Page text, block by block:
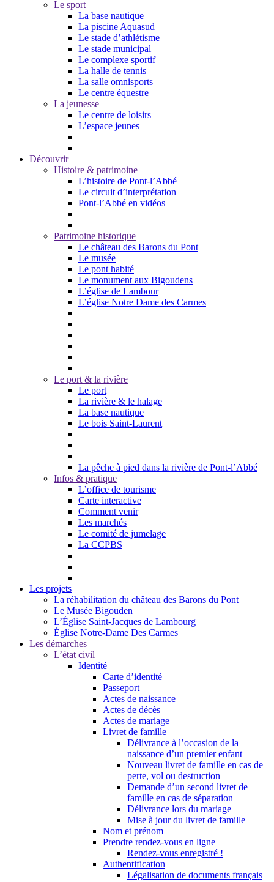
Le sport
La base nautique
La piscine Aquasud
Le stade d’athlétisme
Le stade municipal
Le complexe sportif
La halle de tennis
La salle omnisports
Le centre équestre
La jeunesse
Le centre de loisirs
L’espace jeunes
Découvrir
Histoire & patrimoine
L’histoire de Pont-l’Abbé
Le circuit d’interprétation
Pont-l’Abbé en vidéos
Patrimoine historique
Le château des Barons du Pont
Le musée
Le pont habité
Le monument aux Bigoudens
L’église de Lambour
L’église Notre Dame des Carmes
Le port & la rivière
Le port
La rivière & le halage
La base nautique
Le bois Saint-Laurent
La pêche à pied dans la rivière de Pont-l’Abbé
Infos & pratique
L’office de tourisme
Carte interactive
Comment venir
Les marchés
Le comité de jumelage
La CCPBS
Les projets
La réhabilitation du château des Barons du Pont
Le Musée Bigouden
L’Église Saint-Jacques de Lambourg
Église Notre-Dame Des Carmes
Les démarches
L’état civil
Identité
Carte d’identité
Passeport
Actes de naissance
Actes de décès
Actes de mariage
Livret de famille
Délivrance à l’occasion de la
naissance d’un premier enfant
Nouveau livret de famille en cas de
perte, vol ou destruction
Demande d’un second livret de
famille en cas de séparation
Délivrance lors du mariage
Mise à jour du livret de famille
Nom et prénom
Prendre rendez-vous en ligne
Rendez-vous enregistré !
Authentification
Légalisation de documents français